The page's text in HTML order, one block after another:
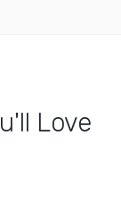
Love